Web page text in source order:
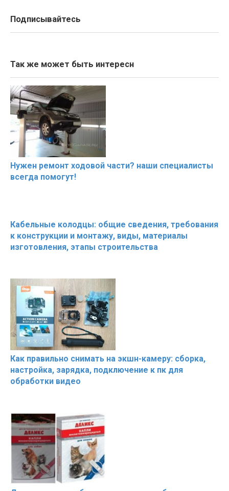
Подписывайтесь
Так же может быть интересн
Нужен ремонт ходовой части? наши специалисты
всегда помогут!
Кабельные колодцы: общие сведения, требования
к конструкции и монтажу, виды, материалы
изготовления, этапы строительства
Как правильно снимать на экшн-камеру: сборка,
настройка, зарядка, подключение к пк для
обработки видео